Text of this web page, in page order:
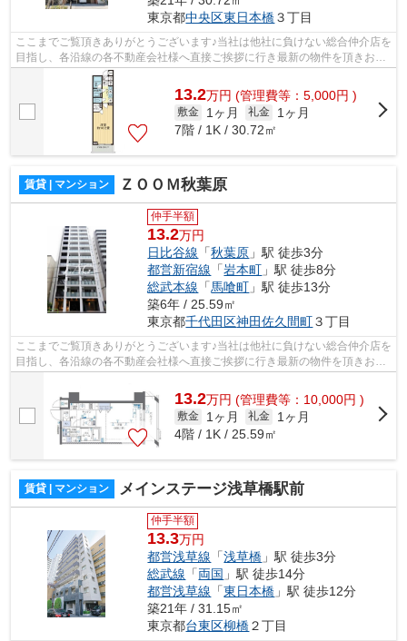
東京都中央区東日本橋３丁目
ここまでご覧頂きありがとうございます♪当社は他社に負けない総合仲介店を
目指し、各沿線の各不動産会社様へ直接ご挨拶に行き最新の物件を頂きお客
様へ提供しております！最新の情報は...
13.2万円 (管理費等：5,000円 )
敷金 1ヶ月 礼金
1ヶ月
7階 / 1K / 30.72㎡
賃貸 | マンション ＺＯＯＭ秋葉原
仲手半額
13.2万円
日比谷線 「秋葉原 」駅 徒歩3分
都営新宿線 「岩本町 」駅 徒歩8分
総武本線 「馬喰町 」駅 徒歩13分
築6年 / 25.59㎡
東京都千代田区神田佐久間町３丁目
ここまでご覧頂きありがとうございます♪当社は他社に負けない総合仲介店を
目指し、各沿線の各不動産会社様へ直接ご挨拶に行き最新の物件を頂きお客
13.2万円 (管理費等：10,000円 )
敷金 1ヶ月 礼金
1ヶ月
4階 / 1K / 25.59㎡
賃貸 | マンション メインステージ浅草橋駅前
仲手半額
13.3万円
都営浅草線 「浅草橋 」駅 徒歩3分
総武線 「両国 」駅 徒歩14分
都営浅草線 「東日本橋 」駅 徒歩12分
築21年 / 31.15㎡
東京都台東区柳橋２丁目